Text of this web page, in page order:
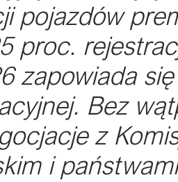
pojazdów
proc.
zapowiada
Bez
z
i